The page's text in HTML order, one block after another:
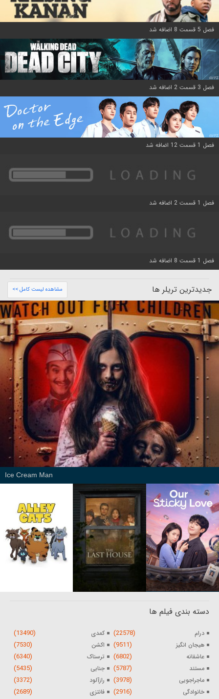
فصل 5 قسمت 8 اضافه شد
فصل 3 قسمت 2 اضافه شد
فصل 1 قسمت 12 اضافه شد
فصل 1 قسمت 2 اضافه شد
فصل 1 قسمت 8 اضافه شد
جدیدترین تریلر ها مشاهده لیست کامل >>
Ice Cream Man
دسته بندی فیلم ها
درام (22578) کمدی (13490)
هیجان انگیز (9511) اکشن (7530)
عاشقانه (6802) ترسناک (6340)
مستند (5787) جنایی (5435)
ماجراجویی (3978) رازآلود (3372)
خانوادگی (2916) فانتزی (2689)